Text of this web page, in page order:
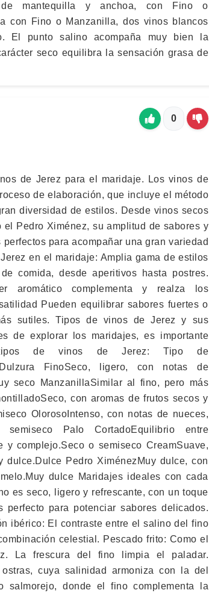
mantequilla y anchoa, con Fino o
con Fino o Manzanilla, dos vinos blancos
El punto salino acompaña muy bien la
seco equilibra la sensación grasa de
0
de Jerez para el maridaje. Los vinos de
de elaboración, que incluye el método
diversidad de estilos. Desde vinos secos
Pedro Ximénez, su amplitud de sabores y
para acompañar una gran variedad
en el maridaje: Amplia gama de estilos
comida, desde aperitivos hasta postres.
aromático complementa y realza los
Pueden equilibrar sabores fuertes o
sutiles. Tipos de vinos de Jerez y sus
de explorar los maridajes, es importante
tipos de vinos de Jerez: Tipo de
FinoSeco, ligero, con notas de
seco ManzanillaSimilar al fino, pero más
con aromas de frutos secos y
OlorosoIntenso, con notas de nueces,
Palo CortadoEquilibrio entre
y complejo.Seco o semiseco CreamSuave,
Pedro XiménezMuy dulce, con
dulce Maridajes ideales con cada
es seco, ligero y refrescante, con un toque
para potenciar sabores delicados.
ibérico: El contraste entre el salino del fino
celestial. Pescado frito: Como el
La frescura del fino limpia el paladar.
cuya salinidad armoniza con la del
salmorejo, donde el fino complementa la